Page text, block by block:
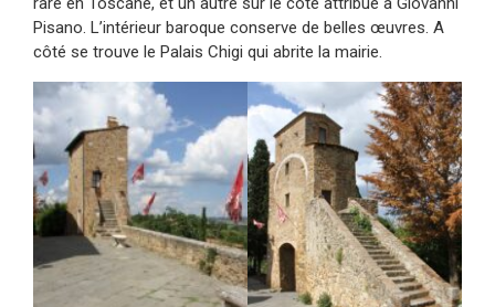
Pisano. L’intérieur baroque conserve de belles œuvres. A
côté se trouve le Palais Chigi qui abrite la mairie.